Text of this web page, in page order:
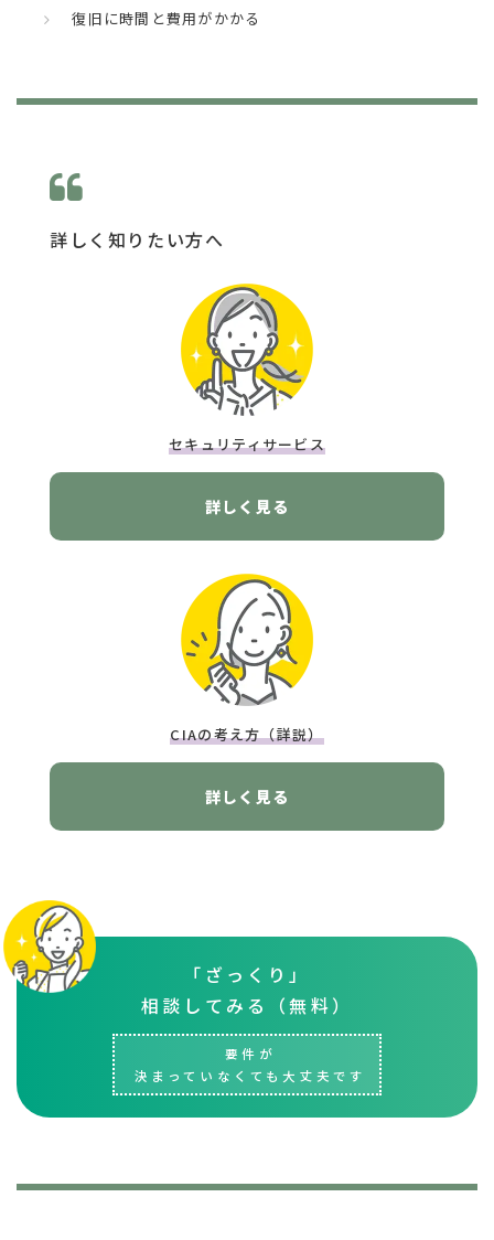
復旧に時間と費用がかかる
詳しく知りたい方へ
セキュリティサービス
詳しく見る
CIAの考え方（詳説）
詳しく見る
「ざっくり」
相談してみる（無料）
要件が
決まっていなくても大丈夫です